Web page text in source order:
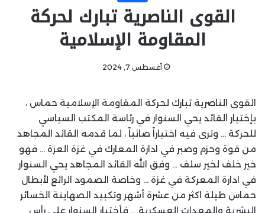
القوى الناصرية تبارك لحركة
المقاومة الإسلامية
أغسطس 7, 2024
القوى الناصرية تبارك لحركة المقاومة الإسلامية حماس ،
بإختيار القائد يحي السنوار في رئاسة المكتب السياسي
للحركة … وترى فيه اختياراً صائباً ، لما قدمه القائد المجاهد
من قوة وحزم وصبر في ادارة المعارك في غزة العزة … فهو
خير خلف لخير سلف … وفق الله القائد المجاهد يحي السنوار
في ادارة المعركة في غزة … وخاصة الصمود الرائع لأبطال
حماس طيلة اكثر من عشرة أشهر وتكبيد الصهاينة الخسائر
البشرية والمعدات العسكرية … فأختيار السنوار على رأس